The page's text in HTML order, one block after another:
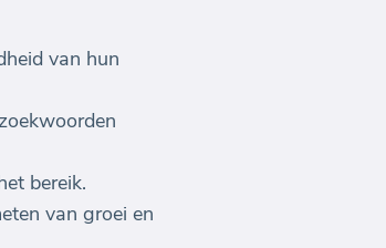
van hun
bereik.
van groei en